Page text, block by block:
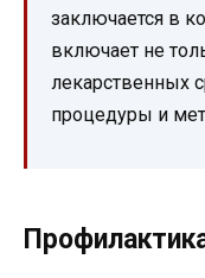
заключается в
включает не
лекарственных
процедуры и